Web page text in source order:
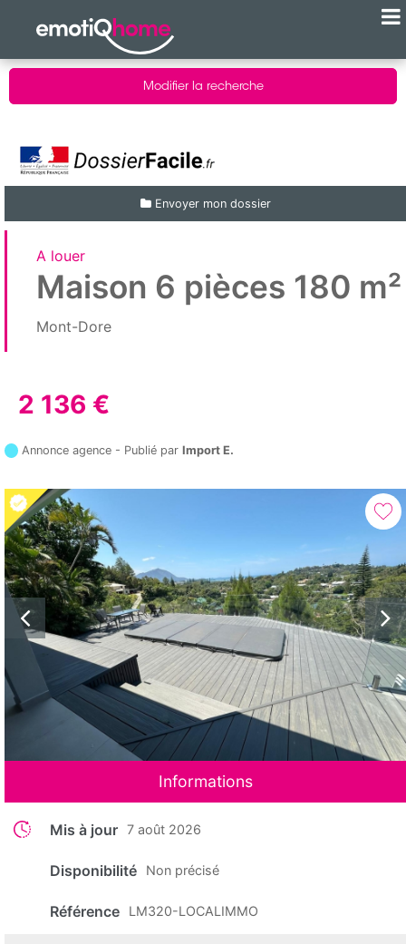
Modifier la recherche
Envoyer mon dossier
A louer
Maison 6 pièces 180 m²
Mont-Dore
2 136 €
Annonce agence - Publié parImport E.
Informations
Mis à jour 7 août 2026
Disponibilité Non précisé
Référence LM320-LOCALIMMO